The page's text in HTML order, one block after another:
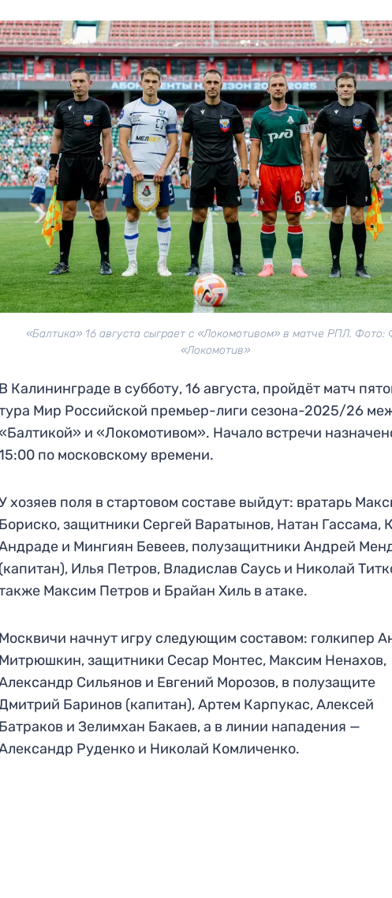
«Балтика» 16 августа сыграет с «Локомотивом» в матче РПЛ. Фото:
«Локомотив»
В Калининграде в субботу, 16 августа, пройдёт матч
Мир Российской премьер-лиги сезона-2025/26
и «Локомотивом». Начало встречи
по московскому времени.
хозяев поля в стартовом составе выйдут: вратарь
Бориско, защитники Сергей Варатынов, Натан Гассама,
и Мингиян Бевеев, полузащитники Андрей
(капитан), Илья Петров, Владислав Саусь и Николай
Максим Петров и Брайан Хиль в атаке.
Москвичи начнут игру следующим составом: голкипер
Митрюшкин, защитники Сесар Монтес, Максим Ненахов,
Сильянов и Евгений Морозов, в полузащите
Баринов (капитан), Артем Карпукас, Алексей
Батраков и Зелимхан Бакаев, а в линии нападения —
Руденко и Николай Комличенко.